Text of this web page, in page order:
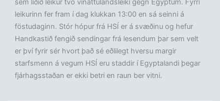
sem liðið leikur tvo vináttulandsleiki gegn Egyptum. Fyrri
leikurinn fer fram í dag klukkan 13:00 en sá seinni á
föstudaginn. Stór hópur frá HSÍ er á svæðinu og hefur
Handkastið fengið sendingar frá lesendum þar sem velt
er því fyrir sér hvort það sé eðlilegt hversu margir
starfsmenn á vegum HSÍ eru staddir í Egyptalandi þegar
fjárhagsstaðan er ekki betri en raun ber vitni.